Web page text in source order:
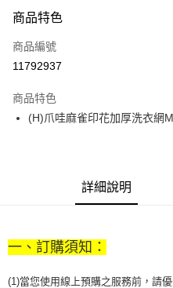
Apple Pay
街口支付
Google Pay
流程，驗證手機門號後，選擇欲分期
成交易。
4.訂單成立30分鐘內，如未前往確
【關於「AFTEE先享後付」】
便利好安心！
商品特色
商品編號
11792937
商品特色
(H)爪哇麻雀印花加厚洗衣網
詳細說明
一、訂購須知：
(1)當您使用線上預購之服務前，請